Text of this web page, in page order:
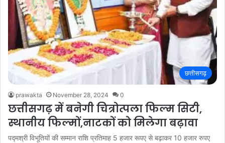
छत्तीसगढ़
prawakta November 28, 2024 0
छत्तीसगढ़ में बनेगी चित्रोत्पला फिल्म सिटी,
स्थानीय फिल्मों,नाटकों को मिलेगा बढ़ावा
पद्मश्री विभूतियों की सम्मान राशि प्रतिमाह 5 हजार रूपए से बढ़ाकर 10 हजार रुपए